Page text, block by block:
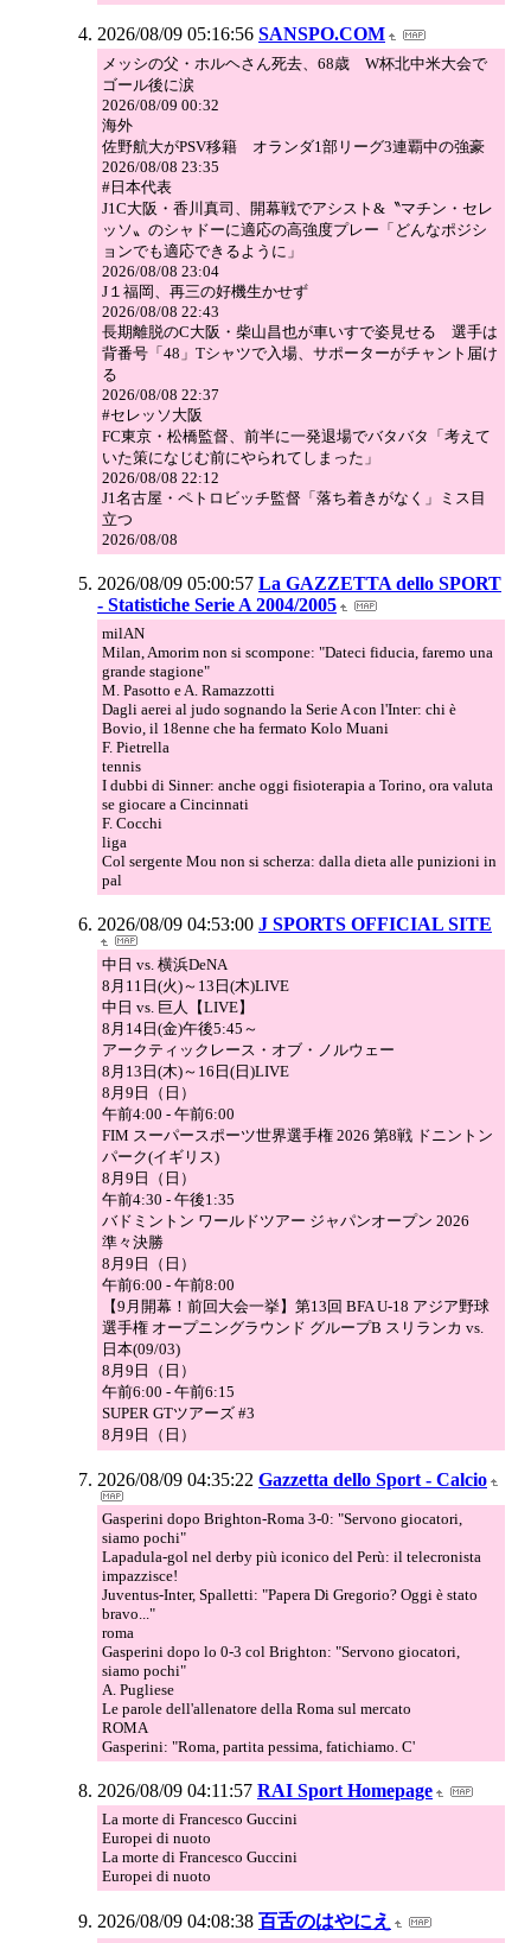
2026/08/09 05:16:56 SANSPO.COM
メッシの父・ホルヘさん死去、68歳 W杯北中米大会で
ゴール後に涙
2026/08/09 00:32
海外
佐野航大がPSV移籍 オランダ1部リーグ3連覇中の強豪
2026/08/08 23:35
#日本代表
J1C大阪・香川真司、開幕戦でアシスト&〝マチン・セレ
ッソ〟のシャドーに適応の高強度プレー「どんなポジシ
ョンでも適応できるように」
2026/08/08 23:04
J１福岡、再三の好機生かせず
2026/08/08 22:43
長期離脱のC大阪・柴山昌也が車いすで姿見せる 選手は
背番号「48」Tシャツで入場、サポーターがチャント届け
る
2026/08/08 22:37
#セレッソ大阪
FC東京・松橋監督、前半に一発退場でバタバタ「考えて
いた策になじむ前にやられてしまった」
2026/08/08 22:12
J1名古屋・ペトロビッチ監督「落ち着きがなく」ミス目
立つ
2026/08/08
2026/08/09 05:00:57 La GAZZETTA dello SPORT
- Statistiche Serie A 2004/2005
milAN
Milan, Amorim non si scompone: "Dateci fiducia, faremo una
grande stagione"
M. Pasotto e A. Ramazzotti
Dagli aerei al judo sognando la Serie A con l'Inter: chi è
Bovio, il 18enne che ha fermato Kolo Muani
F. Pietrella
tennis
I dubbi di Sinner: anche oggi fisioterapia a Torino, ora valuta
se giocare a Cincinnati
F. Cocchi
liga
Col sergente Mou non si scherza: dalla dieta alle punizioni in
pal
2026/08/09 04:53:00 J SPORTS OFFICIAL SITE
中日 vs. 横浜DeNA
8月11日(火)～13日(木)LIVE
中日 vs. 巨人【LIVE】
8月14日(金)午後5:45～
アークティックレース・オブ・ノルウェー
8月13日(木)～16日(日)LIVE
8月9日（日）
午前4:00 - 午前6:00
FIM スーパースポーツ世界選手権 2026 第8戦 ドニントン
パーク(イギリス)
8月9日（日）
午前4:30 - 午後1:35
バドミントン ワールドツアー ジャパンオープン 2026
準々決勝
8月9日（日）
午前6:00 - 午前8:00
【9月開幕！前回大会一挙】第13回 BFA U-18 アジア野球
選手権 オープニングラウンド グループB スリランカ vs.
日本(09/03)
8月9日（日）
午前6:00 - 午前6:15
SUPER GTツアーズ #3
8月9日（日）
2026/08/09 04:35:22 Gazzetta dello Sport - Calcio
Gasperini dopo Brighton-Roma 3-0: "Servono giocatori,
siamo pochi"
Lapadula-gol nel derby più iconico del Perù: il telecronista
impazzisce!
Juventus-Inter, Spalletti: "Papera Di Gregorio? Oggi è stato
bravo..."
roma
Gasperini dopo lo 0-3 col Brighton: "Servono giocatori,
siamo pochi"
A. Pugliese
Le parole dell'allenatore della Roma sul mercato
ROMA
Gasperini: "Roma, partita pessima, fatichiamo. C'
2026/08/09 04:11:57 RAI Sport Homepage
La morte di Francesco Guccini
Europei di nuoto
La morte di Francesco Guccini
Europei di nuoto
2026/08/09 04:08:38 百舌のはやにえ